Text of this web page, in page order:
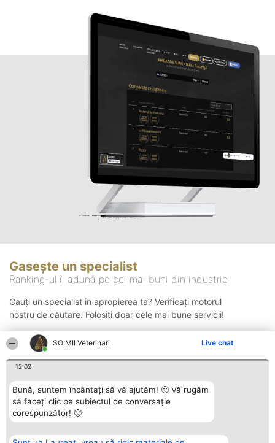
ȘOIMII Veterinari Live chat
12:02
Bună, suntem încântați să vă ajutăm! 🙂 Vă rugăm
să faceți clic pe subiectul de conversație
corespunzător! 🙂
Gasește un specialist
Ranking-ul îi adună pe cei mai buni din industrie
Cauți un specialist in apropierea ta? Verificați motorul
nostru de căutare. Folosiți doar cele mai bune servicii!